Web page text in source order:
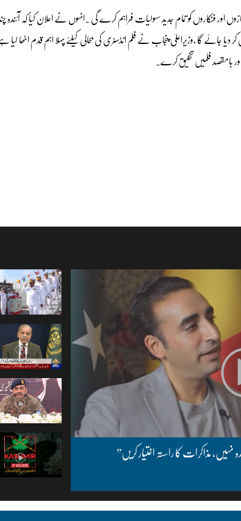
اور فنکاروں کو تمام جدید سہولیات فراہم کرے گی ۔انہوں نے اعلان کیا کہ
جائے گا ،وزیراعلیٰ پنجاب نے فلم انڈسٹری کی بحالی کیلئے پہلا اہم قدم اٹھا
بامقصد فلمیں تخلیق کرے۔
مذاکرات کا راستہ اختیار کریں”